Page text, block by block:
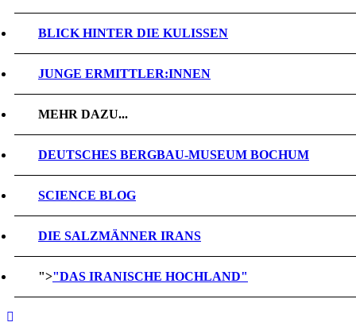
BLICK HINTER DIE KULISSEN
JUNGE ERMITTLER:INNEN
MEHR DAZU...
DEUTSCHES BERGBAU-MUSEUM BOCHUM
SCIENCE BLOG
DIE SALZMÄNNER IRANS
">"DAS IRANISCHE HOCHLAND"